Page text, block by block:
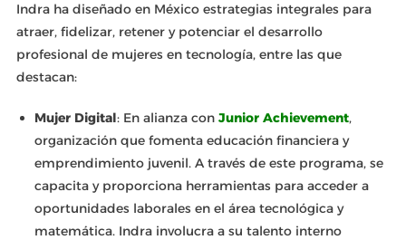
Indra ha diseñado en México estrategias integrales para
atraer, fidelizar, retener y potenciar el desarrollo
profesional de mujeres en tecnología, entre las que
destacan:
Mujer Digital: En alianza con Junior Achievement,
organización que fomenta educación financiera y
emprendimiento juvenil. A través de este programa, se
capacita y proporciona herramientas para acceder a
oportunidades laborales en el área tecnológica y
matemática. Indra involucra a su talento interno